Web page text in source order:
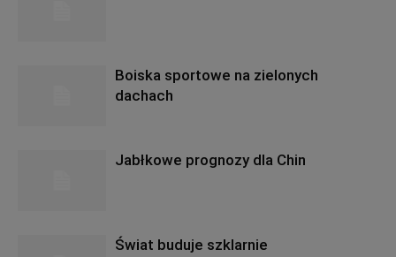
Boiska sportowe na zielonych
dachach
Jabłkowe prognozy dla Chin
Świat buduje szklarnie